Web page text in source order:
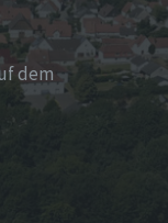
dem